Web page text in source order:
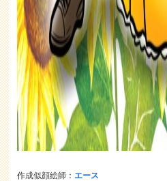
作成似顔絵師： エース